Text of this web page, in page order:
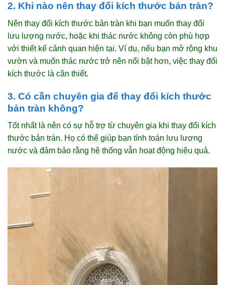
2. Khi nào nên thay đổi kích thước bản tràn?
Nên thay đổi kích thước bản tràn khi bạn muốn thay đổi
lưu lượng nước, hoặc khi thác nước không còn phù hợp
với thiết kế cảnh quan hiện tại. Ví dụ, nếu bạn mở rộng khu
vườn và muốn thác nước trở nên nổi bật hơn, việc thay đổi
kích thước là cần thiết.
3. Có cần chuyên gia để thay đổi kích thước
bản tràn không?
Tốt nhất là nên có sự hỗ trợ từ chuyên gia khi thay đổi kích
thước bản tràn. Họ có thể giúp bạn tính toán lưu lượng
nước và đảm bảo rằng hệ thống vẫn hoạt động hiệu quả.